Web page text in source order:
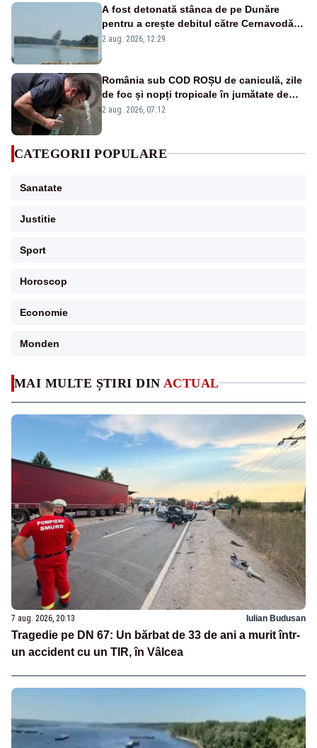
MAI MULTE ȘTIRI DIN ACTUAL
7 aug. 2026, 20:13 Iulian Budusan
Tragedie pe DN 67: Un bărbat de 33 de ani a murit într-
un accident cu un TIR, în Vâlcea
A fost detonată stânca de pe Dunăre
pentru a crește debitul către Cernavodă –
VIDEO
2 aug. 2026, 12:29
România sub COD ROȘU de caniculă, zile
de foc și nopți tropicale în jumătate de
țară
2 aug. 2026, 07:12
CATEGORII POPULARE
Sanatate
Justitie
Sport
Horoscop
Economie
Monden